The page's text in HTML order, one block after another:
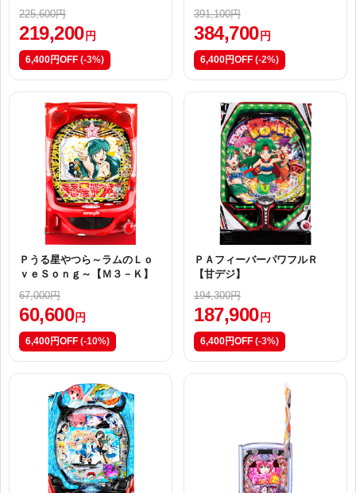
225,600円
219,200円
6,400円OFF (-3%)
391,100円
384,700円
6,400円OFF (-2%)
Ｐうる星やつら～ラムのＬｏ
ｖｅＳｏｎｇ～【Ｍ３－Ｋ】
67,000円
60,600 円
6,400円OFF (-10%)
ＰＡフィーバーパワフルＲ
【甘デジ】
194,300円
187,900 円
6,400円OFF (-3%)